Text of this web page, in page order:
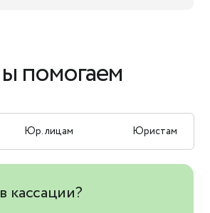
помогаем
кассации?
Юристам
Юр. лицам